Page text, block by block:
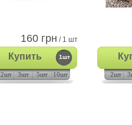
160 грн / 1 шт
Купить 1шт
2шт 3шт 5шт 10шт 2шт